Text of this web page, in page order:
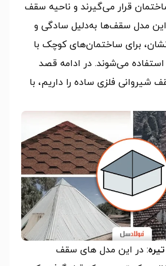
قرار می‌گیرند و ناحیه سقف
مدل سقف‌ها به‌دلیل سادگی و
برای ساختمان‌های کوچک با
می‌شوند. در ادامه قصد
فلزی ساده را داریم، با
: در این مدل های سقف